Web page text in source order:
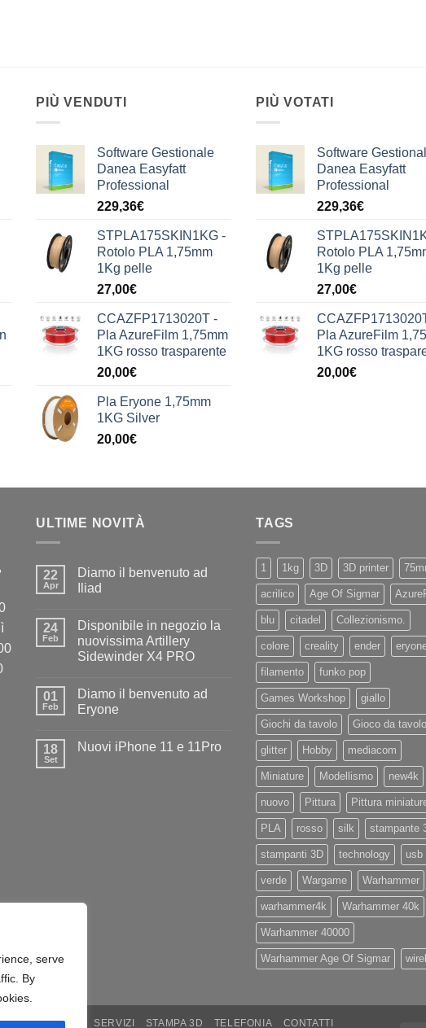
serve
By
PIÙ VENDUTI
Software Gestionale
Danea Easyfatt
Professional
229,36€
STPLA175SKIN1KG -
Rotolo PLA 1,75mm
1Kg pelle
27,00€
CCAZFP1713020T -
Pla AzureFilm 1,75mm
1KG rosso trasparente
20,00€
Pla Eryone 1,75mm
1KG Silver
20,00€
PIÙ VOTATI
Software
Danea Easyfatt
Professional
229,36€
Rotolo PLA
1Kg pelle
27,00€
Pla AzureFilm
1KG rosso
20,00€
ULTIME NOVITÀ
22
Apr
Diamo il benvenuto ad
Iliad
su
il
benvenuto
24
Feb
Disponibile in negozio la
nuovissima Artillery
Sidewinder X4 PRO
su
Disponibile
in
nuovissima
01
Feb
Diamo il benvenuto ad
Eryone
su
18
Set
Nuovi iPhone 11 e 11Pro
TAGS
1 1kg 3D 3D printer
acrilico Age Of Sigmar
blu citadel Collezionismo.
colore creality ender
filamento funko pop
Games Workshop giallo
Giochi da tavolo Gioco da tavolo
glitter Hobby mediacom
Miniature Modellismo new4k
nuovo Pittura Pittura
PLA rosso silk stampante
stampanti 3D technology usb
verde Wargame Warhammer
warhammer4k Warhammer 40k
Warhammer 40000
Warhammer Age Of Sigmar
SOFTWARE SERVIZI STAMPA 3D TELEFONIA CONTATTI